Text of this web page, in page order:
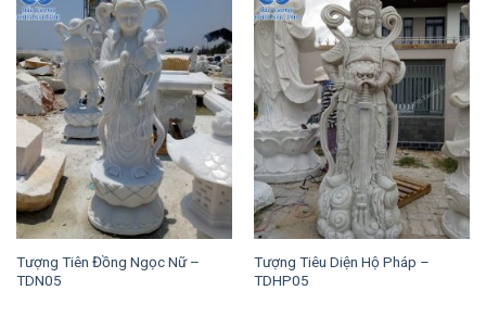
Tượng Tiên Đồng Ngọc Nữ –
TDN05
Tượng Tiêu Diện Hộ Pháp –
TDHP05